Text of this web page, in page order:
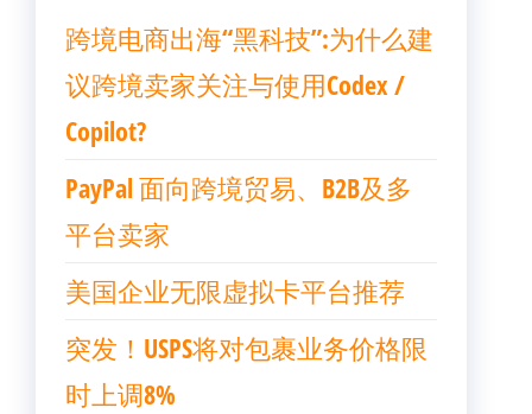
跨境电商出海“黑科技”:为什么建
议跨境卖家关注与使用Codex /
Copilot?
PayPal 面向跨境贸易、B2B及多
平台卖家
美国企业无限虚拟卡平台推荐
突发！USPS将对包裹业务价格限
时上调8%